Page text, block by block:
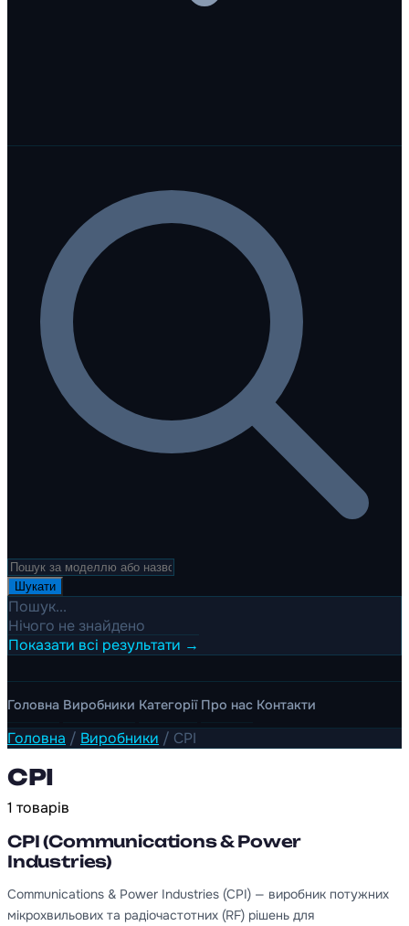
Шукати
Пошук...
Нічого не знайдено
Показати всі результати →
Головна Виробники Категорії Про нас Контакти
Головна / Виробники / CPI
CPI
1 товарів
CPI (Communications & Power
Industries)
Communications & Power Industries (CPI) — виробник потужних
мікрохвильових та радіочастотних (RF) рішень для